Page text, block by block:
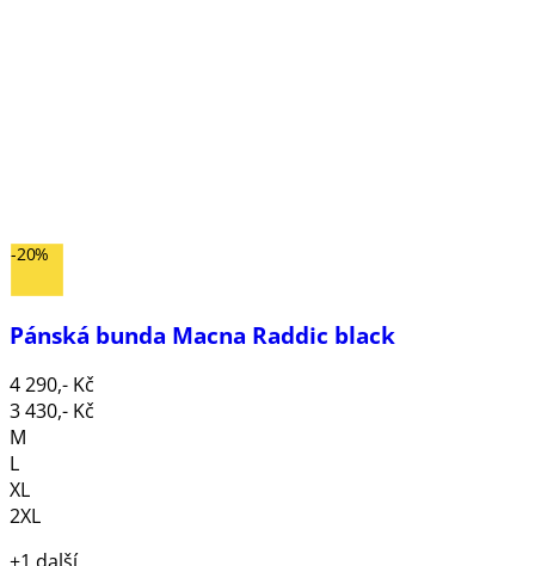
-20%
Pánská bunda Macna Raddic black
4 290,- Kč
3 430,- Kč
M
L
XL
2XL